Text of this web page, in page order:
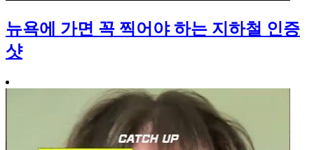
뉴욕에 가면 꼭 찍어야 하는 지하철 인증
샷